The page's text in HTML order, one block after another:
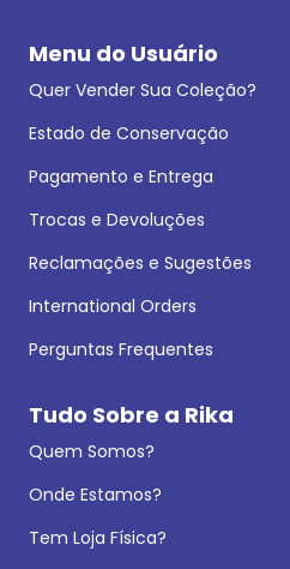
Menu do Usuário
Quer Vender Sua Coleção?
Estado de Conservação
Pagamento e Entrega
Trocas e Devoluções
Reclamações e Sugestões
International Orders
Perguntas Frequentes
Tudo Sobre a Rika
Quem Somos?
Onde Estamos?
Tem Loja Física?